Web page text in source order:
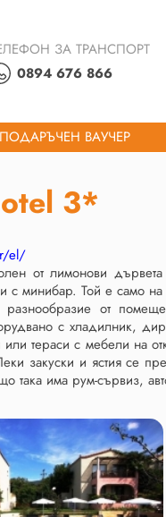
ЗА ТРАНСПОРТ
0894 676 866
ПОДАРЪЧЕН ВАУЧЕР
3*
el/
от лимонови
с минибар. Той е само
разнообразие от
с хладилник,
тераси с мебели на
закуски и ястия се
така има рум-сървиз,